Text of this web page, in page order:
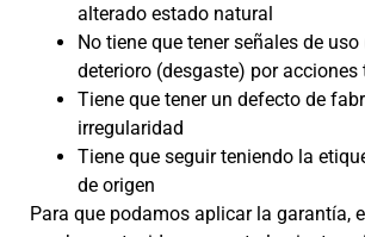
alterado estado natural
No tiene que tener señales de
deterioro (desgaste) por acciones
Tiene que tener un defecto de
irregularidad
Tiene que seguir teniendo la
de origen
Para que podamos aplicar la garantía,